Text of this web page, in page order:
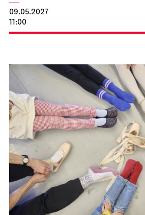
Schauspiel Stuttgart Schauspielhaus
Die Glas­menagerie
17.04.2027
19:30
So, 18.04.2027